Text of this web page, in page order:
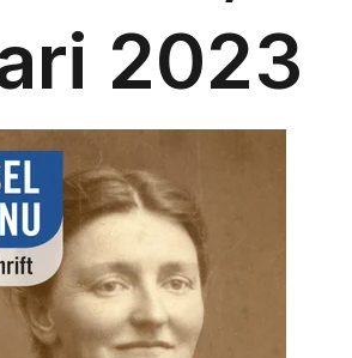
2023